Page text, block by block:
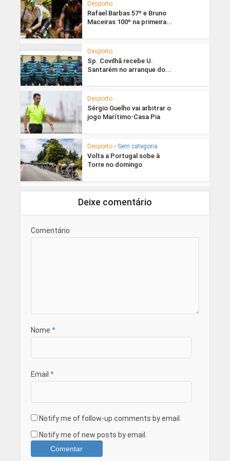
Desporto
Rafael Barbas 57º e Bruno
Maceiras 100º na primeira...
Desporto
Sp. Covilhã recebe U.
Santarém no arranque do...
Desporto
Sérgio Guelho vai arbitrar o
jogo Marítimo-Casa Pia
Desporto • Sem categoria
Volta a Portugal sobe à
Torre no domingo
Deixe comentário
Comentário
Nome *
Email *
Notify me of follow-up comments by email.
Notify me of new posts by email.